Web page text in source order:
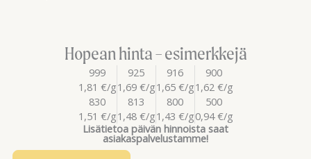
Hopean hinta – esimerkkejä
999
1,81 €/g
925
1,69 €/g
916
1,65 €/g
900
1,62 €/g
830
1,51 €/g
813
1,48 €/g
800
1,43 €/g
500
0,94 €/g
Lisätietoa päivän hinnoista saat
asiakaspalvelustamme!